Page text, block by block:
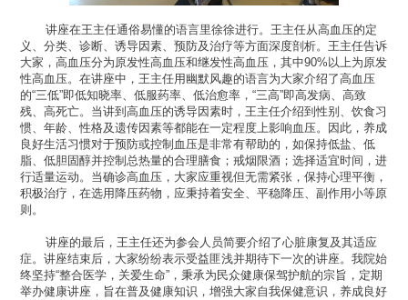
讲座在王主任通俗易懂的语言里徐徐进行。王主任从高血压的定
义、分类、诊断、诱导因素、预防及治疗等方面深度剖析。王主任告诉
大家，高血压分为原发性高血压和继发性高血压，其中90%以上为原发
性高血压。在讲座中，王主任用幽默风趣的语言为大家介绍了高血压
的“三低”即低知晓率、低服药率、低治愈率，“三高”即高发病、高致
残、高死亡。当讲到高血压的诱导因素时，王主任介绍到性别、饮食习
惯、年龄、性格及遗传因素等都能在一定程度上影响血压。因此，养成
良好生活习惯对于预防或控制血压是非常有帮助的，如保持低盐、低
脂、低胆固醇并控制总热量的合理膳食；戒烟限酒；选择适宜时间，进
行适量运动。当确诊高血压，大家应重视但无需紧张，保持心理平衡，
积极治疗，在选用降压药物，应秉持着安全、平稳降压、副作用小等原
则。
讲座的最后，王主任还为参会人员简要介绍了心脏康复及其适应
症。讲座结束后，大家纷纷表示受益匪浅并期待下一次的讲座。我院始
终坚持“整合医学，关爱生命”，秉承为民众健康保驾护航的宗旨，定期
举办健康讲座，旨在普及健康知识，增强大家自我保健意识，养成良好